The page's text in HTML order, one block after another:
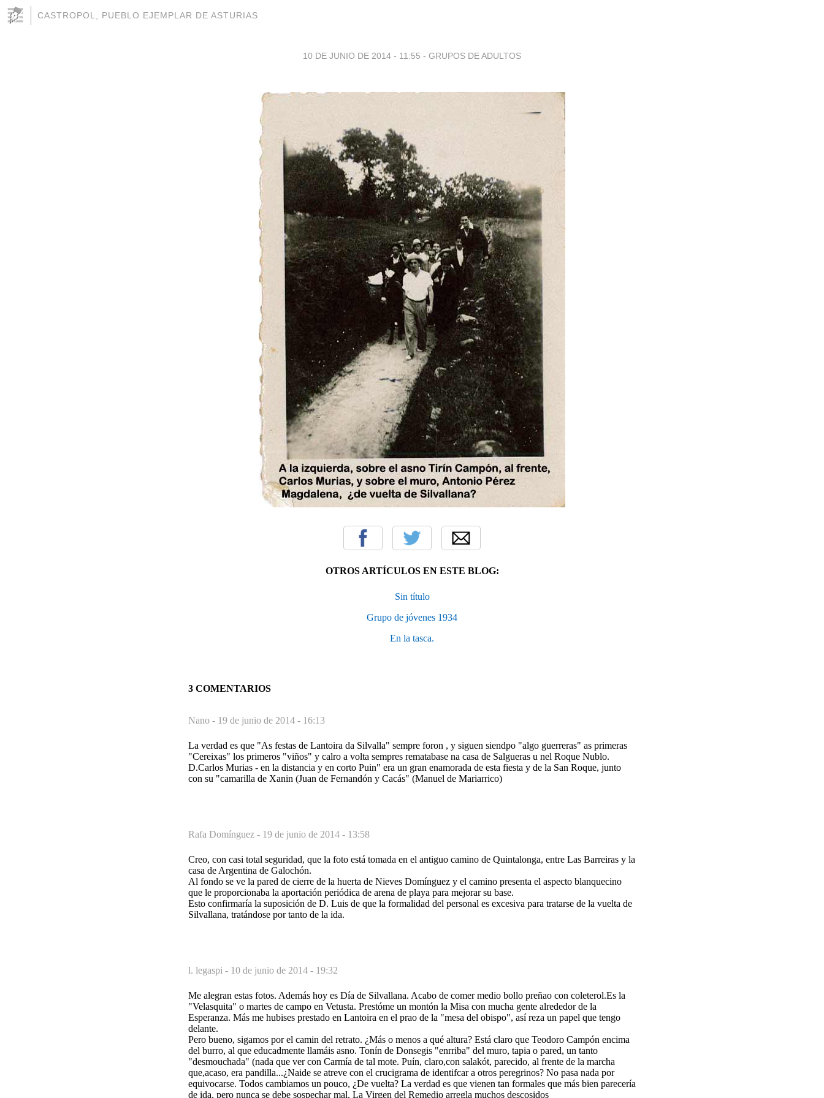
CASTROPOL, PUEBLO EJEMPLAR DE ASTURIAS
10 DE JUNIO DE 2014 - 11:55 - GRUPOS DE ADULTOS
OTROS ARTÍCULOS EN ESTE BLOG:
Sin título
Grupo de jóvenes 1934
En la tasca.
3 COMENTARIOS
Nano - 19 de junio de 2014 - 16:13
La verdad es que "As festas de Lantoira da Silvalla" sempre foron , y siguen siendpo "algo guerreras" as primeras
"Cereixas" los primeros "viños" y calro a volta sempres rematabase na casa de Salgueras u nel Roque Nublo.
D.Carlos Murias - en la distancia y en corto Puin" era un gran enamorada de esta fiesta y de la San Roque, junto
con su "camarilla de Xanin (Juan de Fernandón y Cacás" (Manuel de Mariarrico)
Rafa Domínguez - 19 de junio de 2014 - 13:58
Creo, con casi total seguridad, que la foto está tomada en el antiguo camino de Quintalonga, entre Las Barreiras y la
casa de Argentina de Galochón.
Al fondo se ve la pared de cierre de la huerta de Nieves Domínguez y el camino presenta el aspecto blanquecino
que le proporcionaba la aportación periódica de arena de playa para mejorar su base.
Esto confirmaría la suposición de D. Luis de que la formalidad del personal es excesiva para tratarse de la vuelta de
Silvallana, tratándose por tanto de la ida.
l. legaspi - 10 de junio de 2014 - 19:32
Me alegran estas fotos. Además hoy es Día de Silvallana. Acabo de comer medio bollo preñao con coleterol.Es la
"Velasquita" o martes de campo en Vetusta. Prestóme un montón la Misa con mucha gente alrededor de la
Esperanza. Más me hubises prestado en Lantoira en el prao de la "mesa del obispo", así reza un papel que tengo
delante.
Pero bueno, sigamos por el camin del retrato. ¿Más o menos a qué altura? Está claro que Teodoro Campón encima
del burro, al que educadmente llamáis asno. Tonín de Donsegis "enrriba" del muro, tapia o pared, un tanto
"desmouchada" (nada que ver con Carmía de tal mote. Puín, claro,con salakót, parecido, al frente de la marcha
que,acaso, era pandilla...¿Naide se atreve con el crucigrama de identifcar a otros peregrinos? No pasa nada por
equivocarse. Todos cambiamos un pouco, ¿De vuelta? La verdad es que vienen tan formales que más bien parecería
de ida, pero nunca se debe sospechar mal. La Virgen del Remedio arregla muchos descosidos